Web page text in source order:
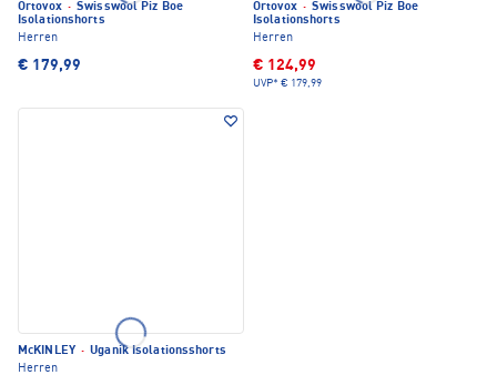
Ortovox · Swisswool Piz Boe
Isolationshorts
Herren
€ 179,99
Ortovox · Swisswool Piz Boe
Isolationshorts
Herren
€ 124,99
UVP* € 179,99
McKINLEY · Uganik Isolationsshorts
Herren